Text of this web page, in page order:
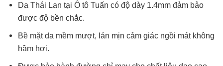
Da Thái Lan tại Ô tô Tuấn có độ dày 1.4mm đảm bảo
được độ bền chắc.
Bề mặt da mềm mượt, lán mịn cảm giác ngồi mát không
hầm hơi.